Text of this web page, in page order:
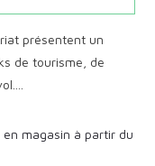
présentent un
de tourisme, de
magasin à partir du